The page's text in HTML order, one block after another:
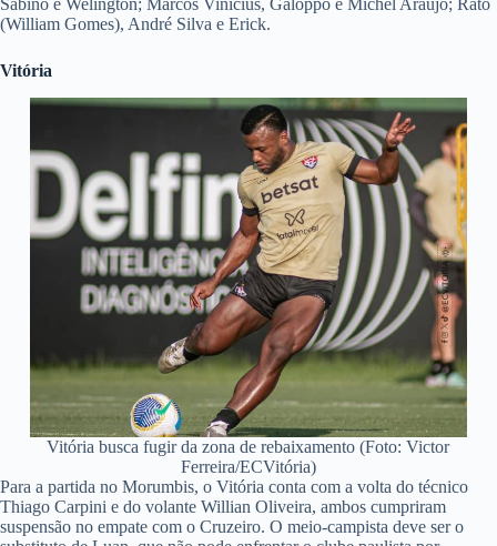
(William Gomes), André Silva e Erick.
Vitória
Vitória busca fugir da zona de rebaixamento (Foto: Victor
Ferreira/ECVitória)
Para a partida no Morumbis, o Vitória conta com a volta do técnico
Thiago Carpini e do volante Willian Oliveira, ambos cumpriram
suspensão no empate com o Cruzeiro. O meio-campista deve ser o